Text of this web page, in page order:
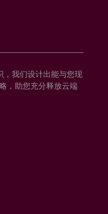
，我们设计出能与您现
，助您充分释放云端